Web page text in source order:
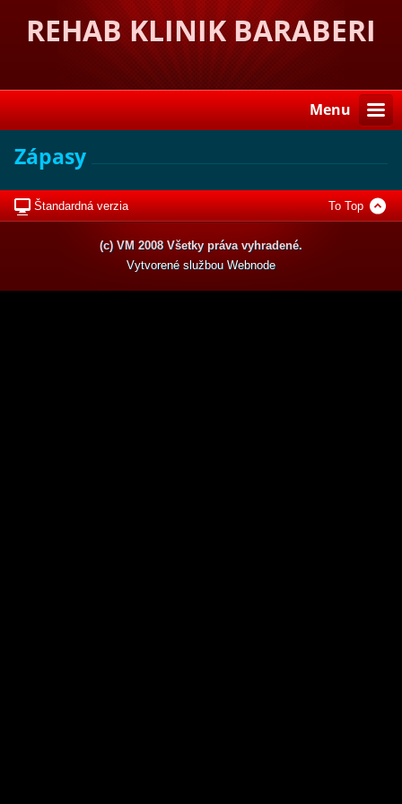
REHAB KLINIK BARABERI
Menu
Zápasy
Štandardná verzia To Top
(c) VM 2008 Všetky práva vyhradené.
Vytvorené službou Webnode